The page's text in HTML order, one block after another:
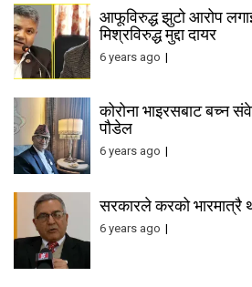
आफूविरुद्ध झुटो आरोप
मिश्रविरुद्ध मुद्दा दायर
6 years ago
कोरोना भाइरसबाट बच्न
पौडेल
6 years ago
सरकारले करको भारमात्रै
6 years ago